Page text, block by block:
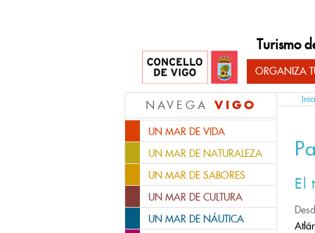
Turismo
ORGANIZA
NAVEGA VIGO
UN MAR DE VIDA
UN MAR DE NATURALEZA
UN MAR DE SABORES
UN MAR DE CULTURA
UN MAR DE NÁUTICA
El